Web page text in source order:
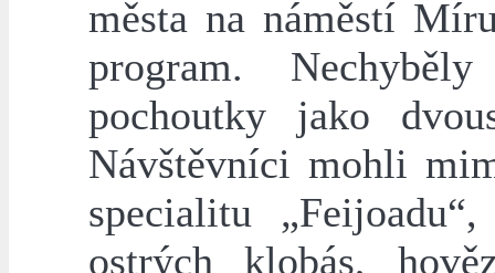
města na náměstí
program.
pochoutky jako
Návštěvníci mohli
specialitu
ostrých klobás,